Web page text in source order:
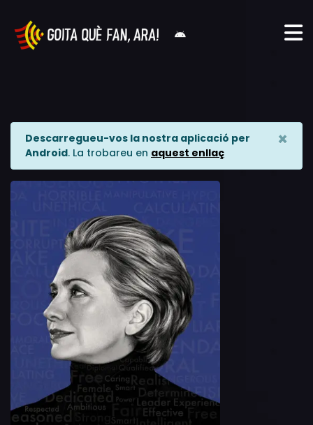
Descarregueu-vos la nostra aplicació per
Android. La trobareu en aquest enllaç
×